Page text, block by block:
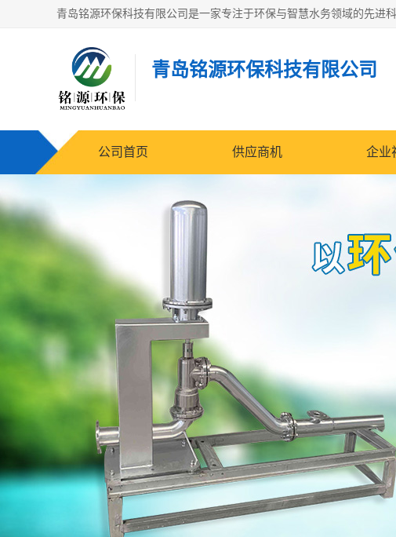
青岛铭源环保科技有限公司
公司首页 供应商机 企业